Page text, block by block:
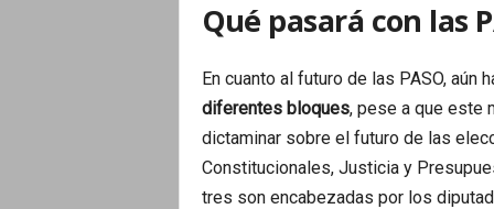
Qué pasará con las
En cuanto al futuro de las PASO, aún
diferentes bloques, pese a que este
dictaminar sobre el futuro de las
Constitucionales, Justicia y
tres son encabezadas por los